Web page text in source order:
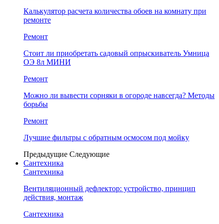
Калькулятор расчета количества обоев на комнату при
ремонте
Ремонт
Стоит ли приобретать садовый опрыскиватель Умница
ОЭ 8л МИНИ
Ремонт
Можно ли вывести сорняки в огороде навсегда? Методы
борьбы
Ремонт
Лучшие фильтры с обратным осмосом под мойку
Предыдущие Следующие
Сантехника
Сантехника
Вентиляционный дефлектор: устройство, принцип
действия, монтаж
Сантехника